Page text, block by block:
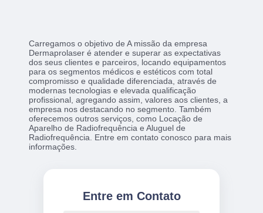
Carregamos o objetivo de A missão da empresa
Dermaprolaser é atender e superar as expectativas
dos seus clientes e parceiros, locando equipamentos
para os segmentos médicos e estéticos com total
compromisso e qualidade diferenciada, através de
modernas tecnologias e elevada qualificação
profissional, agregando assim, valores aos clientes, a
empresa nos destacando no segmento. Também
oferecemos outros serviços, como Locação de
Aparelho de Radiofrequência e Aluguel de
Radiofrequência. Entre em contato conosco para mais
informações.
Entre em Contato